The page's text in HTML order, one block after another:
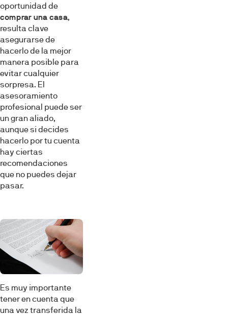
oportunidad de
comprar una casa,
resulta clave
asegurarse de
hacerlo de la mejor
manera posible para
evitar cualquier
sorpresa. El
asesoramiento
profesional puede ser
un gran aliado,
aunque si decides
hacerlo por tu cuenta
hay ciertas
recomendaciones
que no puedes dejar
pasar.
Es muy importante
tener en cuenta que
una vez transferida la